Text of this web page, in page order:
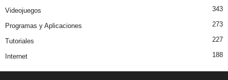
Videojuegos 343
Programas y Aplicaciones 273
Tutoriales 227
Internet 188